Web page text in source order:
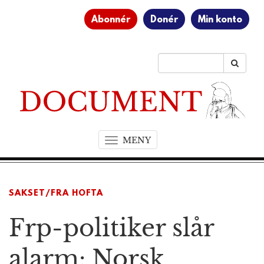
Abonnér Donér Min konto
MENYT
o
a
v
SAKSET/FRA HOFTA
Frp-politiker slår